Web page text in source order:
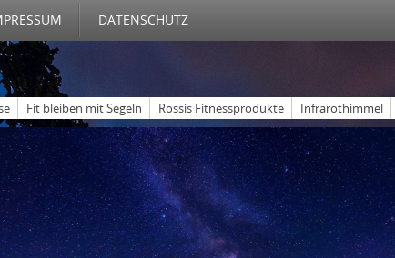
DATENSCHUTZ
Fit bleiben mit Segeln Rossis Fitnessprodukte Infrarothimmel